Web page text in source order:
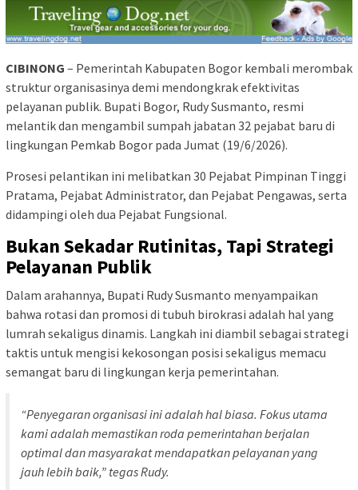
CIBINONG – Pemerintah Kabupaten Bogor kembali merombak
struktur organisasinya demi mendongkrak efektivitas
pelayanan publik. Bupati Bogor, Rudy Susmanto, resmi
melantik dan mengambil sumpah jabatan 32 pejabat baru di
lingkungan Pemkab Bogor pada Jumat (19/6/2026).
Prosesi pelantikan ini melibatkan 30 Pejabat Pimpinan Tinggi
Pratama, Pejabat Administrator, dan Pejabat Pengawas, serta
didampingi oleh dua Pejabat Fungsional.
Bukan Sekadar Rutinitas, Tapi Strategi
Pelayanan Publik
Dalam arahannya, Bupati Rudy Susmanto menyampaikan
bahwa rotasi dan promosi di tubuh birokrasi adalah hal yang
lumrah sekaligus dinamis. Langkah ini diambil sebagai strategi
taktis untuk mengisi kekosongan posisi sekaligus memacu
semangat baru di lingkungan kerja pemerintahan.
“Penyegaran organisasi ini adalah hal biasa. Fokus utama
kami adalah memastikan roda pemerintahan berjalan
optimal dan masyarakat mendapatkan pelayanan yang
jauh lebih baik,” tegas Rudy.